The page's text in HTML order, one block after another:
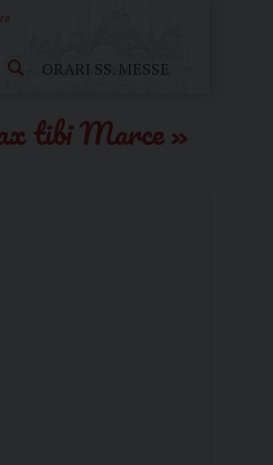
ORARI SS. MESSE
tibi Marce